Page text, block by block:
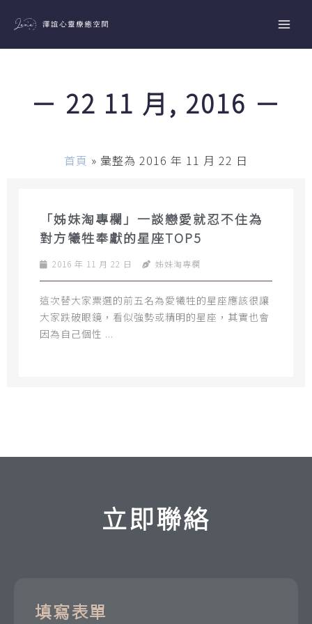
主
－ 22 11 月, 2016 －
首頁 » 彙整為 2016 年 11 月 22 日
「姊妹淘專欄」一談戀愛就忍不住為
對方犧牲奉獻的星座TOP5
2016 年 11 月 22 日 姊妹淘專欄
這次替大家票選的前五名為愛犧牲的星座應該很讓
大家跌破眼鏡，看似強勢或精明的星座，其實也會
因為自己個性 ...
立即聯絡
填寫表單